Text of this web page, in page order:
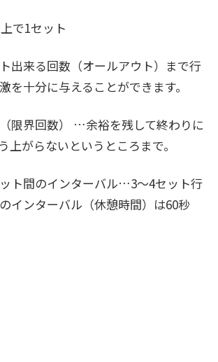
で1セット
出来る回数（オールアウト）まで行
を十分に与えることができます。
限界回数） …余裕を残して終わりに
上がらないというところまで。
ト間のインターバル…3～4セット行
インターバル（休憩時間）は60秒